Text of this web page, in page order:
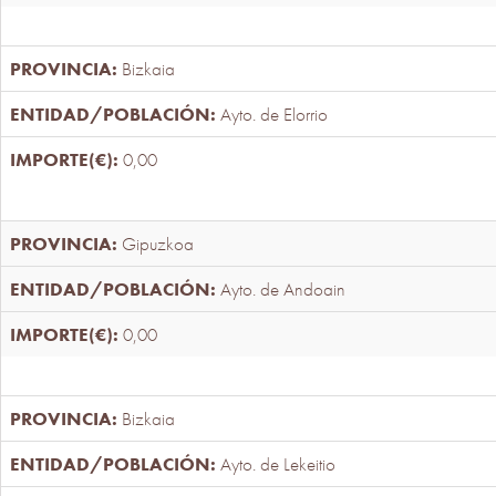
Bizkaia
Ayto. de Elorrio
0,00
Gipuzkoa
Ayto. de Andoain
0,00
Bizkaia
Ayto. de Lekeitio